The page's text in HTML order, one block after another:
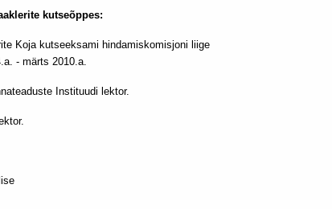
kutseõppes:
Koja kutseeksami hindamiskomisjoni liige
- märts 2010.a.
Instituudi lektor.